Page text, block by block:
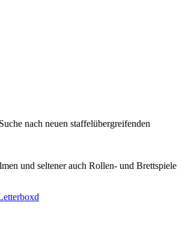
nach neuen staffelübergreifenden
und seltener auch Rollen- und Brettspiele